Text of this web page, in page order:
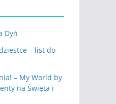
Dyń
– list do
– My World by
na Święta i